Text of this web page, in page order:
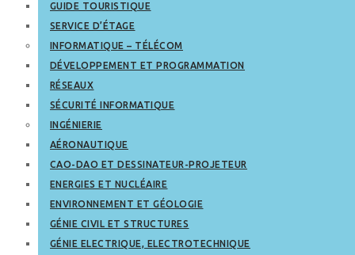
GUIDE TOURISTIQUE
SERVICE D’ÉTAGE
INFORMATIQUE – TÉLÉCOM
DÉVELOPPEMENT ET PROGRAMMATION
RÉSEAUX
SÉCURITÉ INFORMATIQUE
INGÉNIERIE
AÉRONAUTIQUE
CAO-DAO ET DESSINATEUR-PROJETEUR
ENERGIES ET NUCLÉAIRE
ENVIRONNEMENT ET GÉOLOGIE
GÉNIE CIVIL ET STRUCTURES
GÉNIE ELECTRIQUE, ELECTROTECHNIQUE